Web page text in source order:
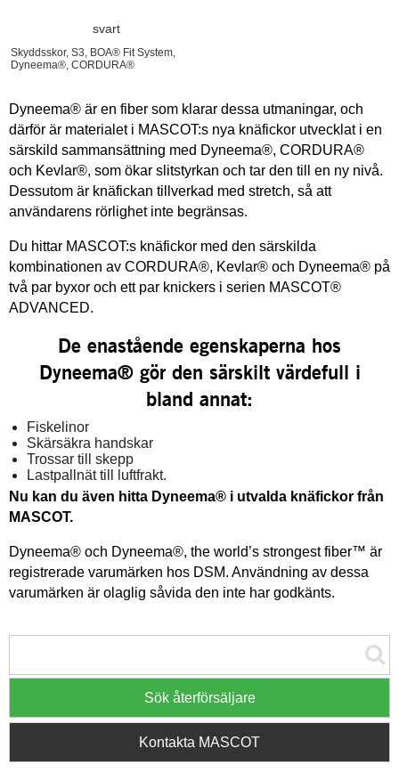
svart
Skyddsskor, S3, BOA® Fit System,
Dyneema®, CORDURA®
Dyneema® är en fiber som klarar dessa utmaningar, och
därför är materialet i MASCOT:s nya knäfickor utvecklat i en
särskild sammansättning med Dyneema®, CORDURA®
och Kevlar®, som ökar slitstyrkan och tar den till en ny nivå.
Dessutom är knäfickan tillverkad med stretch, så att
användarens rörlighet inte begränsas.
Du hittar MASCOT:s knäfickor med den särskilda
kombinationen av CORDURA®, Kevlar® och Dyneema® på
två par byxor och ett par knickers i serien MASCOT®
ADVANCED.
De enastående egenskaperna hos
Dyneema® gör den särskilt värdefull i
bland annat:
Fiskelinor
Skärsäkra handskar
Trossar till skepp
Lastpallnät till luftfrakt.
Nu kan du även hitta Dyneema® i utvalda knäfickor från
MASCOT.
Dyneema® och Dyneema®, the world’s strongest fiber™ är
registrerade varumärken hos DSM. Användning av dessa
varumärken är olaglig såvida den inte har godkänts.
Sök återförsäljare
Kontakta MASCOT